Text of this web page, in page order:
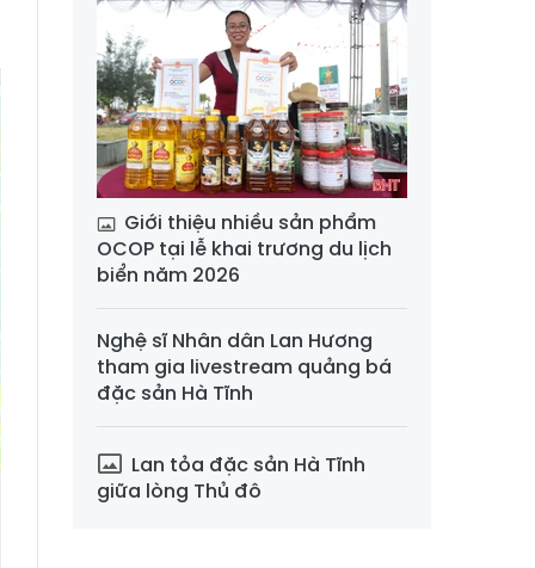
Giới thiệu nhiều sản phẩm
OCOP tại lễ khai trương du lịch
biển năm 2026
Nghệ sĩ Nhân dân Lan Hương
tham gia livestream quảng bá
đặc sản Hà Tĩnh
Lan tỏa đặc sản Hà Tĩnh
giữa lòng Thủ đô